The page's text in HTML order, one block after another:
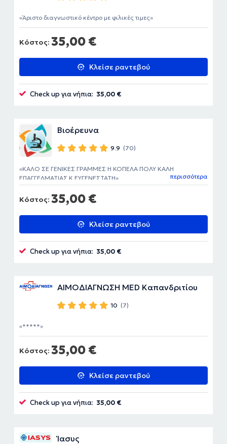
Κόστος: 35,00 €
Κλείσε ραντεβού
Άριστο διαγνωστικό κέντρο με φιλικές τιμες
Check up για νήπια: 35,00 €
Βιοέρευνα
9.9 (70)
Κόστος: 35,00 €
Κλείσε ραντεβού
ΚΑΛΟ ΣΕ ΓΕΝΙΚΕΣ ΓΡΑΜΜΕΣ Η ΚΟΠΕΛΑ ΠΟΛΥ ΚΑΛΗ
ΕΠΑΓΓΕΛΜΑΤΙΑΣ Κ ΕΥΓΕΝΕΣΤΑΤΗ
περισσότερα
Check up για νήπια: 35,00 €
ΑΙΜΟΔΙΑΓΝΩΣΗ MED Καπανδριτίου
10 (7)
Κόστος: 35,00 €
Κλείσε ραντεβού
*****
Check up για νήπια: 35,00 €
Ίασυς